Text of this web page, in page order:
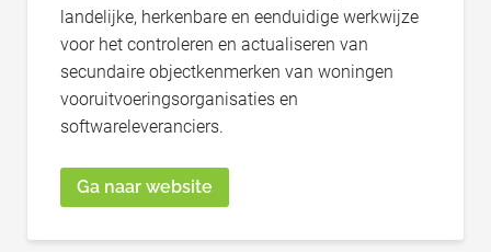
landelijke, herkenbare en eenduidige werkwijze
voor het controleren en actualiseren van
secundaire objectkenmerken van woningen
vooruitvoeringsorganisaties en
softwareleveranciers.
Ga naar website